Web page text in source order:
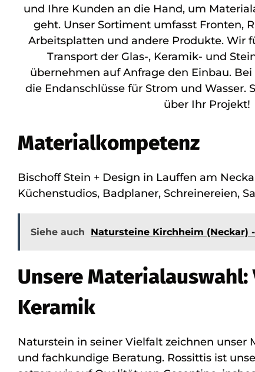
und Ihre Kunden an die Hand, um
geht. Unser Sortiment umfasst Fronten,
Arbeitsplatten und andere Produkte. Wir
Transport der Glas-, Keramik- und
übernehmen auf Anfrage den Einbau.
die Endanschlüsse für Strom und Wasser.
über Ihr Projekt!
Materialkompetenz
Bischoff Stein + Design in Lauffen am
Küchenstudios, Badplaner, Schreinereien,
Siehe auch Natursteine Kirchheim (Neckar) -
Unsere
Keramik
Naturstein in seiner Vielfalt zeichnen unser
und fachkundige Beratung. Rossittis ist